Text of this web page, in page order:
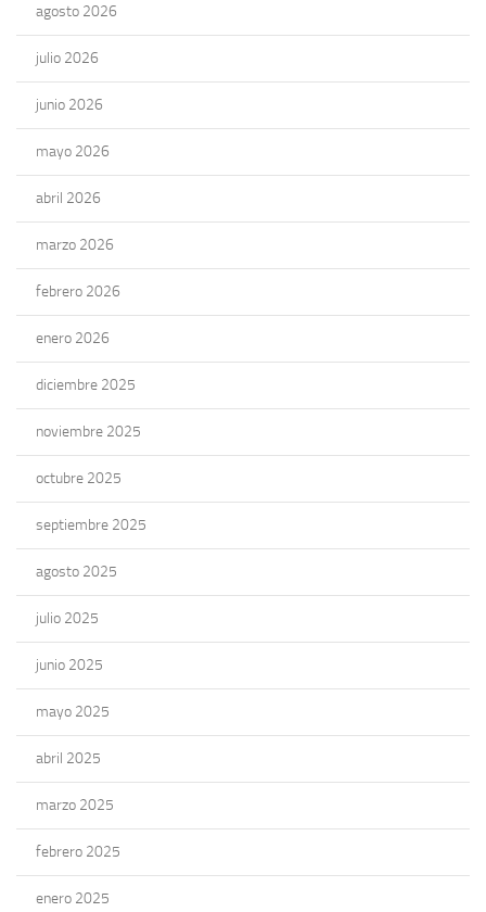
agosto 2026
julio 2026
junio 2026
mayo 2026
abril 2026
marzo 2026
febrero 2026
enero 2026
diciembre 2025
noviembre 2025
octubre 2025
septiembre 2025
agosto 2025
julio 2025
junio 2025
mayo 2025
abril 2025
marzo 2025
febrero 2025
enero 2025